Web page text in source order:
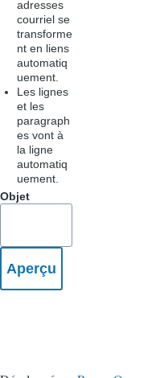
adresses
courriel se
transforme
nt en liens
automatiq
uement.
Les lignes
et les
paragraph
es vont à
la ligne
automatiq
uement.
Objet